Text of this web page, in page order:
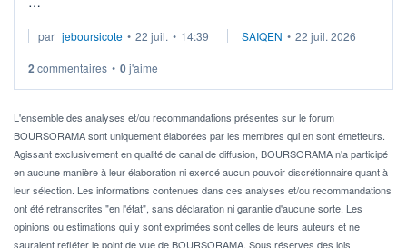
via un ETF plutôt que des actions individuelles.
Idéalement, je voudrais qu'il soit éligible au PEA.
Pour l' ...
par jeboursicote • 22 juil. • 14:39 SAIQEN • 22 juil. 2026
2 commentaires • 0j'aime
L'ensemble des analyses et/ou recommandations présentes sur le forum
BOURSORAMA sont uniquement élaborées par les membres qui en sont émetteurs.
Agissant exclusivement en qualité de canal de diffusion, BOURSORAMA n'a participé
en aucune manière à leur élaboration ni exercé aucun pouvoir discrétionnaire quant à
leur sélection. Les informations contenues dans ces analyses et/ou recommandations
ont été retranscrites "en l'état", sans déclaration ni garantie d'aucune sorte. Les
opinions ou estimations qui y sont exprimées sont celles de leurs auteurs et ne
sauraient refléter le point de vue de BOURSORAMA. Sous réserves des lois